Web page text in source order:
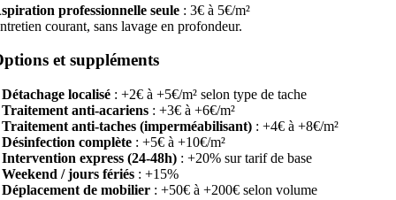
professionnelle seule : 3€ à 5€/m²
courant, sans lavage en profondeur.
et suppléments
Détachage localisé : +2€ à +5€/m² selon type de tache
Traitement anti-acariens : +3€ à +6€/m²
Traitement anti-taches (imperméabilisant) : +4€ à +8€/m²
Désinfection complète : +5€ à +10€/m²
Intervention express (24-48h) : +20% sur tarif de base
Weekend / jours fériés : +15%
Déplacement de mobilier : +50€ à +200€ selon volume